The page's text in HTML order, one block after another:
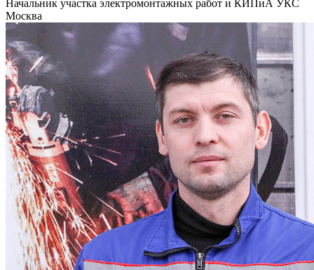
Начальник участка электромонтажных работ и КИПиА УКС
Москва